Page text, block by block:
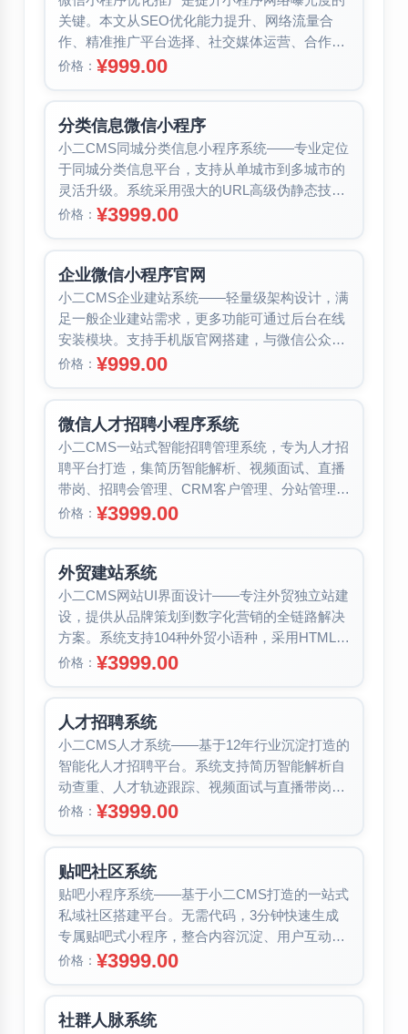
关键。本文从SEO优化能力提升、网络流量合
作、精准推广平台选择、社交媒体运营、合作活
动策划、线下推广、用户体验优化七大...
价格： ¥999.00
分类信息微信小程序
小二CMS同城分类信息小程序系统——专业定位
于同城分类信息平台，支持从单城市到多城市的
灵活升级。系统采用强大的URL高级伪静态技
术，实现按分类、地域拼音的伪静态...
价格： ¥3999.00
企业微信小程序官网
小二CMS企业建站系统——轻量级架构设计，满
足一般企业建站需求，更多功能可通过后台在线
安装模块。支持手机版官网搭建，与微信公众号
结合可轻松实现微官网。内置文章、...
价格： ¥999.00
微信人才招聘小程序系统
小二CMS一站式智能招聘管理系统，专为人才招
聘平台打造，集简历智能解析、视频面试、直播
带岗、招聘会管理、CRM客户管理、分站管理、
专题招聘等丰富功能于一体。系统...
价格： ¥3999.00
外贸建站系统
小二CMS网站UI界面设计——专注外贸独立站建
设，提供从品牌策划到数字化营销的全链路解决
方案。系统支持104种外贸小语种，采用HTML5
响应式布局与高端欧美风格...
价格： ¥3999.00
人才招聘系统
小二CMS人才系统——基于12年行业沉淀打造的
智能化人才招聘平台。系统支持简历智能解析自
动查重、人才轨迹跟踪、视频面试与直播带岗等
前沿招聘方式。提供职位/地区/...
价格： ¥3999.00
贴吧社区系统
贴吧小程序系统——基于小二CMS打造的一站式
私域社区搭建平台。无需代码，3分钟快速生成
专属贴吧式小程序，整合内容沉淀、用户互动与
商业转化形成完整运营闭环。系统提...
价格： ¥3999.00
社群人脉系统